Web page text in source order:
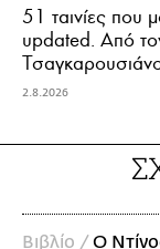
51 ταινίες που
updated. Aπό
2.8.2026
Βιβλίο /Ο